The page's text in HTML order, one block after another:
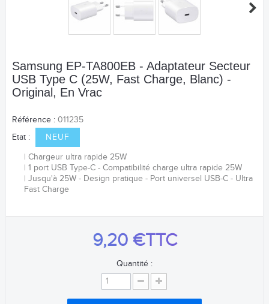
Samsung EP-TA800EB - Adaptateur Secteur
USB Type C (25W, Fast Charge, Blanc) -
Original, En Vrac
Référence : 011235
Etat :
NEUF
Chargeur ultra rapide 25W
1 port USB Type-C - Compatibilité charge ultra rapide 25W
Jusqu'à 25W - Design pratique - Port universel USB-C - Ultra
Fast Charge
9,20 €TTC
Quantité :